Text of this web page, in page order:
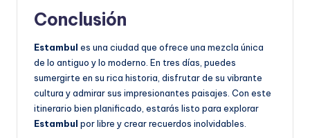
Conclusión
Estambul es una ciudad que ofrece una mezcla única
de lo antiguo y lo moderno. En tres días, puedes
sumergirte en su rica historia, disfrutar de su vibrante
cultura y admirar sus impresionantes paisajes. Con este
itinerario bien planificado, estarás listo para explorar
Estambul por libre y crear recuerdos inolvidables.